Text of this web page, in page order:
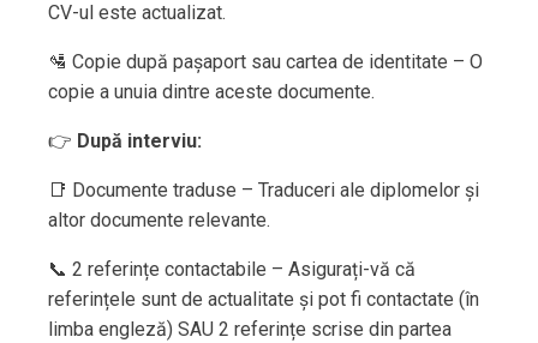
CV-ul este actualizat.
🛂 Copie după pașaport sau cartea de identitate – O
copie a unuia dintre aceste documente.
👉 După interviu:
📑 Documente traduse – Traduceri ale diplomelor și
altor documente relevante.
📞 2 referințe contactabile – Asigurați-vă că
referințele sunt de actualitate și pot fi contactate (în
limba engleză) SAU 2 referințe scrise din partea